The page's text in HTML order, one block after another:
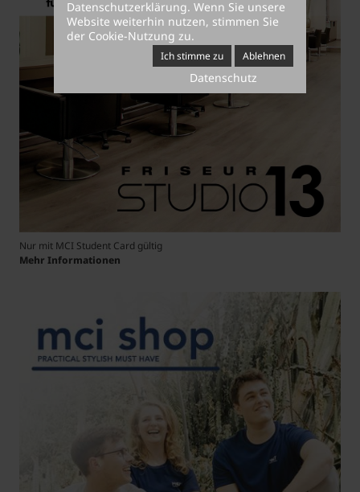
Nur mit MCI Student Card gültig
Mehr Informationen
Datenschutzerklärung. Wenn Sie unsere
Website weiterhin nutzen, stimmen Sie
der Cookie-Nutzung zu.
Ich stimme zu Ablehnen
Datenschutz